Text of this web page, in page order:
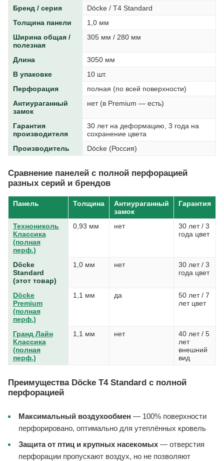
Бренд / серия
Döcke / T4 Standard
Толщина панели
1,0 мм
Ширина общая /
полезная
305 мм / 280 мм
Длина
3050 мм
В упаковке
10 шт.
Перфорация
полная (по всей поверхности)
Антиураганный
замок
нет (в Premium — есть)
Гарантия
производителя
30 лет на деформацию, 3 года на
сохранение цвета
Производитель
Döcke (Россия)
Сравнение панелей с полной перфорацией
разных серий и брендов
Панель Толщина
Антиураганный
замок
Гарантия
Технониколь
Классика
(полная
перф.)
0,93 мм нет
30 лет / 3
года цвет
Döcke
Standard
(этот товар)
1,0 мм нет
30 лет / 3
года цвет
Döcke
Premium
(полная
перф.)
1,1 мм да
50 лет / 7
лет цвет
Гранд Лайн
Классика
(полная
перф.)
1,1 мм нет
40 лет / 5
лет
внешний
вид
Преимущества Döcke T4 Standard с полной
перфорацией
Максимальный воздухообмен — 100% поверхности
перфорировано, оптимально для утеплённых кровель
Защита от птиц и крупных насекомых — отверстия
перфорации пропускают воздух, но не позволяют